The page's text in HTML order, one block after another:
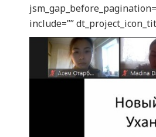
include=””